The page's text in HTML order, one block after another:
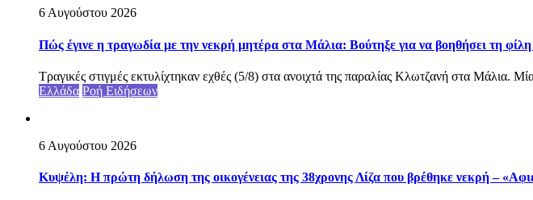
6 Αυγούστου 2026
Πώς έγινε η τραγωδία με την νεκρή μητέρα στα Μάλια: Βούτηξε για να βοηθήσει τη φίλη
Τραγικές στιγμές εκτυλίχτηκαν εχθές (5/8) στα ανοιχτά της παραλίας Κλωτζανή στα Μάλια.
Ελλάδα Ροή Ειδήσεων
6 Αυγούστου 2026
Κυψέλη: Η πρώτη δήλωση της οικογένειας της 38χρονης Λίζα που βρέθηκε νεκρή –